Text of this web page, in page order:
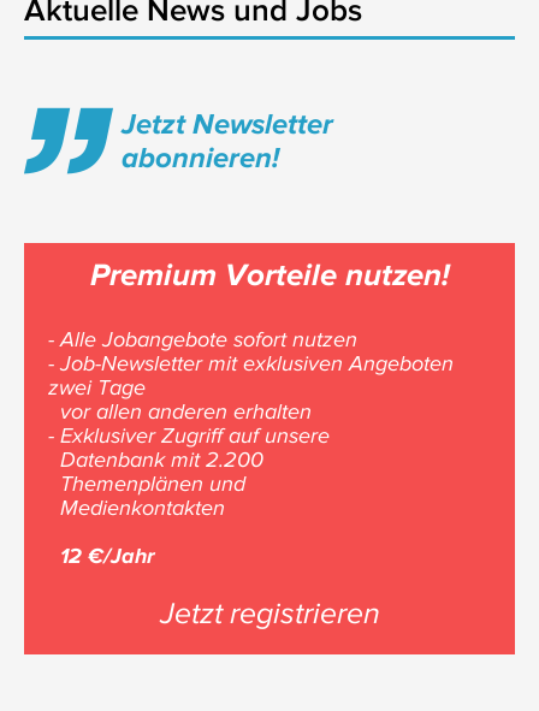
Aktuelle News und Jobs
Jetzt Newsletter
abonnieren!
Premium Vorteile nutzen!
- Alle Jobangebote sofort nutzen
- Job-Newsletter mit exklusiven Angeboten
zwei Tage
vor allen anderen erhalten
- Exklusiver Zugriff auf unsere
Datenbank mit 2.200
Themenplänen und
Medienkontakten
12 €/Jahr
Jetzt registrieren